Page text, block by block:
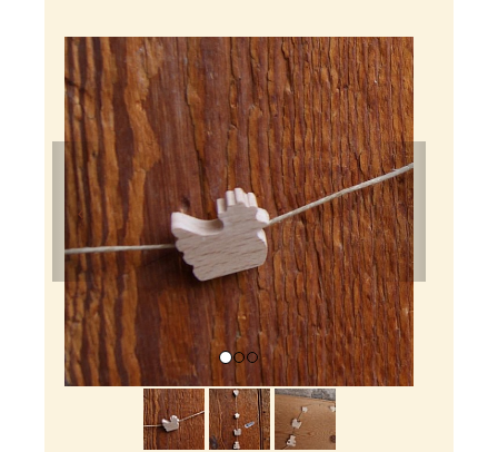
Previous Next